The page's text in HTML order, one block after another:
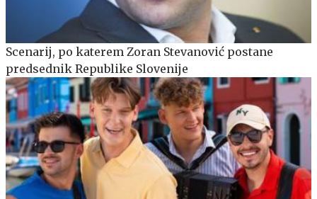
Scenarij, po katerem Zoran Stevanović postane
predsednik Republike Slovenije